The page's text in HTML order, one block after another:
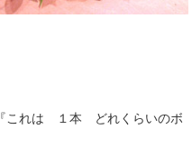
これは １本 どれくらいのボ